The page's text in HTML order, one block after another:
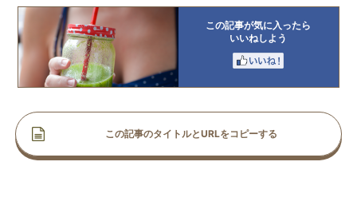
この記事が気に入ったら
いいねしよう
この記事のタイトルとURLをコピーする